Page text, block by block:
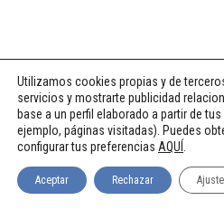
Utilizamos cookies propias y de
servicios y mostrarte publicidad
base a un perfil elaborado a partir de
ejemplo, páginas visitadas). Puedes
configurar tus preferencias AQUÍ
Aceptar Rechazar